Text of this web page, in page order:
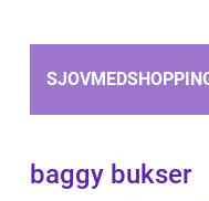
baggy bukser